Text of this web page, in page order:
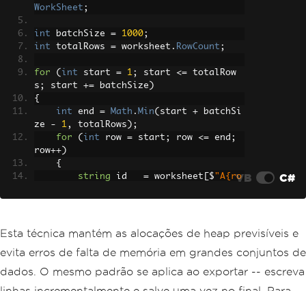
WorkSheet ;
int batchSize = 1000;
int totalRows = worksheet . RowCount ;
for ( int start = 1; start <= totalRow
s ; start += batchSize )
{
int end = Math . Min( start + batchSi
ze - 1, totalRows );
for
( int row = start ; row <= end ;
row++)
{
string id = worksheet $ "A{ro
// Process each record here
WriteLine
"Row {row}:
{id} - {name}" );
. $ "Processed batc
VB C#
Esta técnica mantém as alocações de heap previsíveis e
evita erros de falta de memória em grandes conjuntos de
dados. O mesmo padrão se aplica ao exportar -- escreva